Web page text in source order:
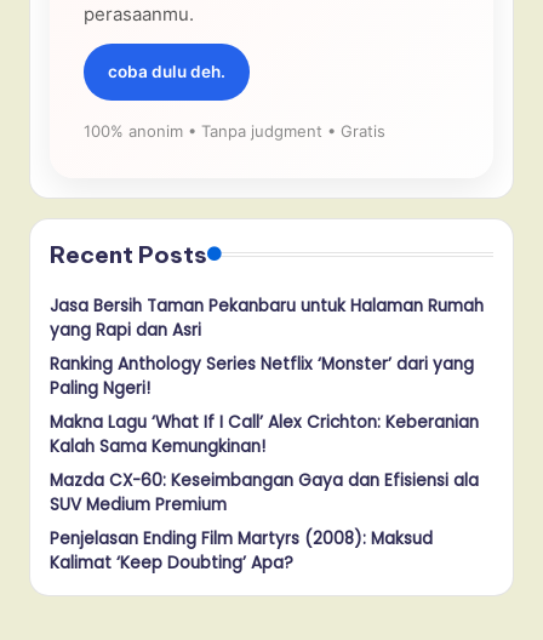
perasaanmu.
coba dulu deh.
100% anonim • Tanpa judgment • Gratis
Recent Posts
Jasa Bersih Taman Pekanbaru untuk Halaman Rumah
yang Rapi dan Asri
Ranking Anthology Series Netflix ‘Monster’ dari yang
Paling Ngeri!
Makna Lagu ‘What If I Call’ Alex Crichton: Keberanian
Kalah Sama Kemungkinan!
Mazda CX-60: Keseimbangan Gaya dan Efisiensi ala
SUV Medium Premium
Penjelasan Ending Film Martyrs (2008): Maksud
Kalimat ‘Keep Doubting’ Apa?